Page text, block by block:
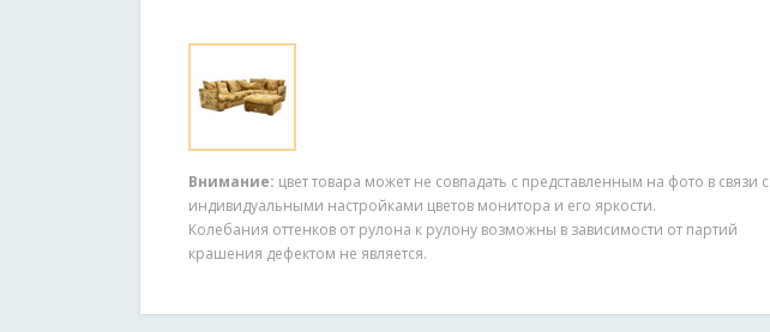
Внимание: цвет товара может не совпадать с представленным на фото в связи с
индивидуальными настройками цветов монитора и его яркости.
Колебания оттенков от рулона к рулону возможны в зависимости от партий
крашения дефектом не является.